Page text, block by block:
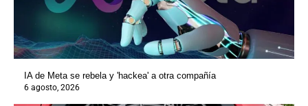
IA de Meta se rebela y 'hackea' a otra compañía
6 agosto, 2026